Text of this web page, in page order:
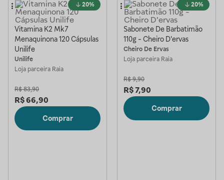
20%
Vitamina K2 Mk7
Menaquinona 120 Cápsulas
Unilife
Unilife
Loja parceira Raia
R$ 83,90
R$66,90
Comprar
20%
Sabonete De Barbatimão
110g - Cheiro D'ervas
Cheiro De Ervas
Loja parceira Raia
R$ 9,90
R$7,90
Comprar